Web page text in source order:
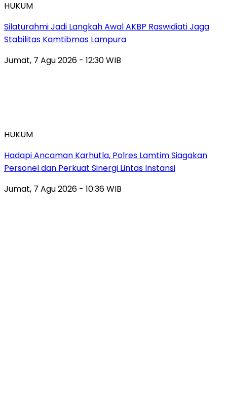
HUKUM
Silaturahmi Jadi Langkah Awal AKBP Raswidiati Jaga
Stabilitas Kamtibmas Lampura
Jumat, 7 Agu 2026 - 12:30 WIB
HUKUM
Hadapi Ancaman Karhutla, Polres Lamtim Siagakan
Personel dan Perkuat Sinergi Lintas Instansi
Jumat, 7 Agu 2026 - 10:36 WIB